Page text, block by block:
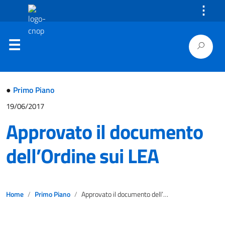
⋮
● Primo Piano
19/06/2017
Approvato il documento
dell’Ordine sui LEA
Home Primo Piano Approvato il documento dell’Ordine sui LEA